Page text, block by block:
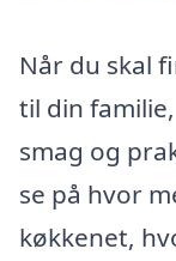
Når du skal
til din
smag og
se på hvor
køkkenet,